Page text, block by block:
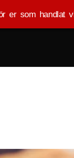
er som handlat